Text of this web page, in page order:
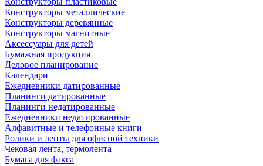
Конструкторы металлические
Конструкторы деревянные
Конструкторы магнитные
Аксессуары для детей
Бумажная продукция
Деловое планирование
Календари
Ежедневники датированные
Планинги датированные
Планинги недатированные
Ежедневники недатированные
Алфавитные и телефонные книги
Ролики и ленты для офисной техники
Чековая лента, термолента
Бумага для факса